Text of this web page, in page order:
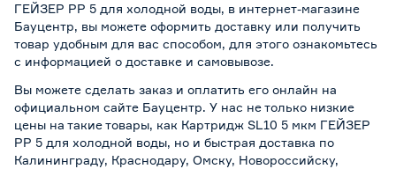
ГЕЙЗЕР PP 5 для холодной воды, в интернет-магазине
Бауцентр, вы можете оформить доставку или получить
товар удобным для вас способом, для этого ознакомьтесь
с информацией о доставке и самовывозе.
Вы можете сделать заказ и оплатить его онлайн на
официальном сайте Бауцентр. У нас не только низкие
цены на такие товары, как Картридж SL10 5 мкм ГЕЙЗЕР
PP 5 для холодной воды, но и быстрая доставка по
Калининграду, Краснодару, Омску, Новороссийску,